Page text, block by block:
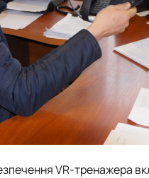
VR-тренажера